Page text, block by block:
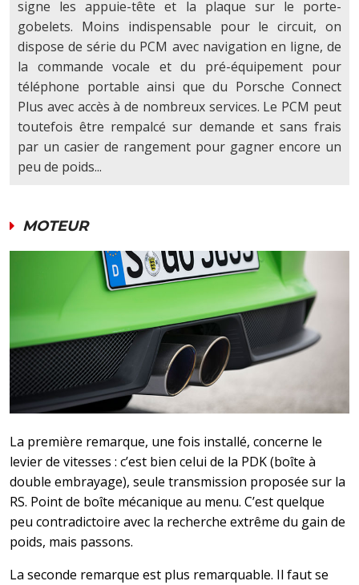
signe les appuie-tête et la plaque sur le porte-
gobelets. Moins indispensable pour le circuit, on
dispose de série du PCM avec navigation en ligne, de
la commande vocale et du pré-équipement pour
téléphone portable ainsi que du Porsche Connect
Plus avec accès à de nombreux services. Le PCM peut
toutefois être rempalcé sur demande et sans frais
par un casier de rangement pour gagner encore un
peu de poids...
MOTEUR
La première remarque, une fois installé, concerne le
levier de vitesses : c’est bien celui de la PDK (boîte à
double embrayage), seule transmission proposée sur la
RS. Point de boîte mécanique au menu. C’est quelque
peu contradictoire avec la recherche extrême du gain de
poids, mais passons.
La seconde remarque est plus remarquable. Il faut se